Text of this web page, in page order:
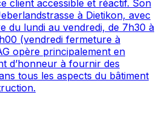
client accessible et réactif. Son
à Dietikon, avec
du lundi au vendredi, de 7h30 à
(vendredi fermeture à
opère principalement en
d’honneur à fournir des
tous les aspects du bâtiment